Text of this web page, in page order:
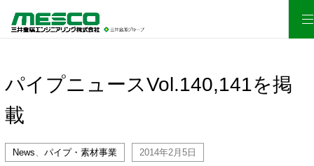
パイプニュースVol.140,141を掲
載
News パイプ・素材事業 2014年2月5日